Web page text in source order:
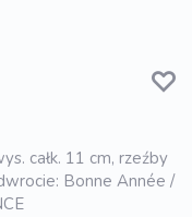
całk. 11 cm, rzeźby
Bonne Année /